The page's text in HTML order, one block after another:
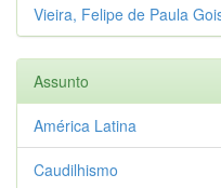
Vieira, Felipe de Paula
Assunto
América Latina
Caudilhismo